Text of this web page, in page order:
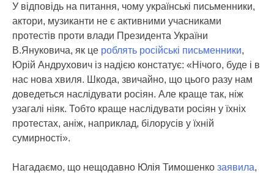
У відповідь на питання, чому українські письменники,
актори, музиканти не є активними учасниками
протестів проти влади Президента України
В.Януковича, як це роблять російські письменники,
Юрій Андрухович із надією констатує: «Нічого, буде і в
нас нова хвиля. Шкода, звичайно, що цього разу нам
доведеться наслідувати росіян. Але краще так, ніж
узагалі ніяк. Тобто краще наслідувати росіян у їхніх
протестах, аніж, наприклад, білорусів у їхній
сумирності».
Нагадаємо, що нещодавно Юлія Тимошенко заявила,